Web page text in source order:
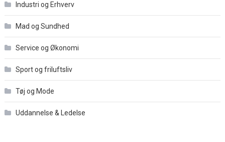
Industri og Erhverv
Mad og Sundhed
Service og Økonomi
Sport og friluftsliv
Tøj og Mode
Uddannelse & Ledelse